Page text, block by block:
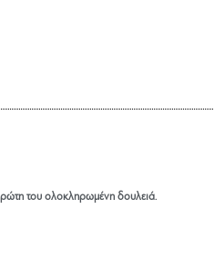
του ολοκληρωμένη δουλειά.